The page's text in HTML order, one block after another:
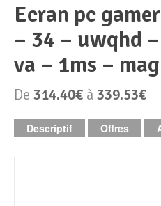
PC de bureau
ecran pc gamer incurvé – msi
– 34 – uwqhd
va – 1ms –
De 314.40€ à 339.53€
Descriptif Offres